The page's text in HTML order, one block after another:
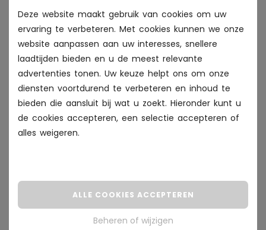
Is een Cryopen behandeling pijnlijk?
Hoe voorkom ik nieuwe pigmentvlekken?
Hoeveel behandelingen zijn er nodig?
Worden pigmentbehandelingen vergoed?
huid
Kom je voor het eerst? Tijdens de gratis intake
bespreken we jouw huid, klachten en wensen. Je krijgt
Deze website maakt gebruik van cookies om uw
ervaring te verbeteren. Met cookies kunnen we onze
website aanpassen aan uw interesses, snellere
laadtijden bieden en u de meest relevante
advertenties tonen. Uw keuze helpt ons om onze
diensten voortdurend te verbeteren en inhoud te
bieden die aansluit bij wat u zoekt. Hieronder kunt u
de cookies accepteren, een selectie accepteren of
alles weigeren.
ALLE COOKIES ACCEPTEREN
Beheren of wijzigen